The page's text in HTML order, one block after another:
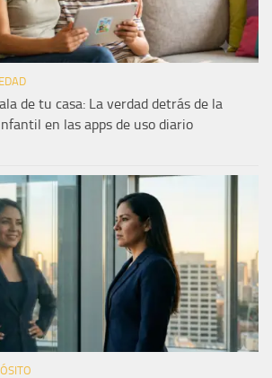
de tu casa: La verdad detrás de la
en las apps de uso diario